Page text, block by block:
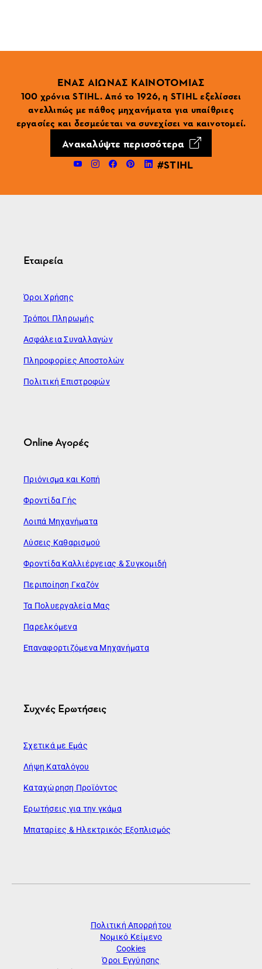
ΕΝΑΣ ΑΙΩΝΑΣ ΚΑΙΝΟΤΟΜΙΑΣ
100 χρόνια STIHL. Από το 1926, η STIHL εξελίσσει
ανελλιπώς με πάθος μηχανήματα για υπαίθριες
εργασίες και δεσμεύεται να συνεχίσει να καινοτομεί.
Ανακαλύψτε περισσότερα
#STIHL
Εταιρεία
Όροι Χρήσης
Τρόποι Πληρωμής
Ασφάλεια Συναλλαγών
Πληροφορίες Αποστολών
Πολιτική Επιστροφών
Online Αγορές
Πριόνισμα και Κοπή
Φροντίδα Γής
Λοιπά Μηχανήματα
Λύσεις Καθαρισμού
Φροντίδα Καλλιέργειας & Συγκομιδή
Περιποίηση Γκαζόν
Τα Πολυεργαλεία Μας
Παρελκόμενα
Επαναφορτιζόμενα Μηχανήματα
Συχνές Ερωτήσεις
Σχετικά με Εμάς
Λήψη Καταλόγου
Καταχώρηση Προϊόντος
Ερωτήσεις για την γκάμα
Μπαταρίες & Ηλεκτρικός Εξοπλισμός
Πολιτική Απορρήτου
Νομικό Κείμενο
Cookies
Όροι Εγγύησης